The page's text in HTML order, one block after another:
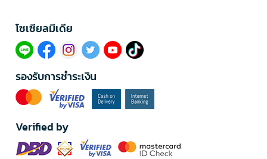
โซเซียลมีเดีย​
รองรับการชำระเงิน
Verified by